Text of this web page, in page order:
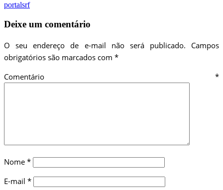
portalsrf
Deixe um comentário
O seu endereço de e-mail não será publicado.
Campos
obrigatórios são marcados com *
Comentário *
Nome *
E-mail *